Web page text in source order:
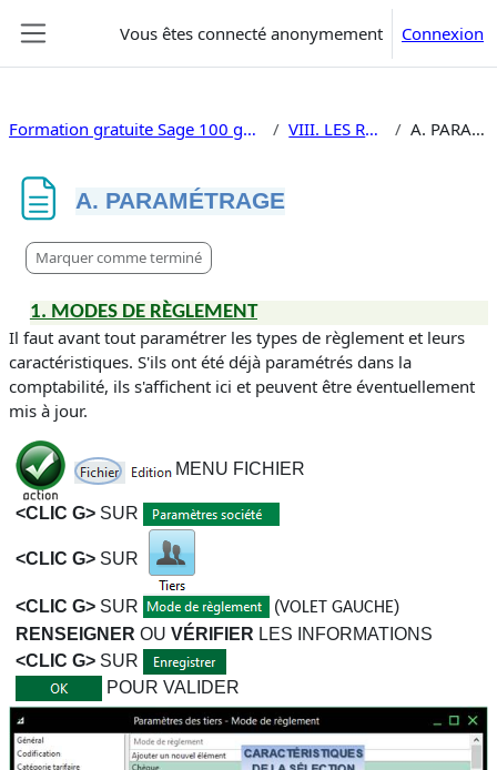
Vous êtes connecté anonymement Connexion
Formation gratuite Sage 100 gestion commerciale V10 VIII. LES RÉGLEMENTS A. PARAMÉTRAGE
A. PARAMÉTRAGE
Conditions d’achèvement
Marquer comme terminé
1. MODES DE RÈGLEMENT
Il faut avant tout paramétrer les types de règlement et leurs
caractéristiques. S'ils ont été déjà paramétrés dans la
comptabilité, ils s'affichent ici et peuvent être éventuellement
mis à jour.
MENU FICHIER
<CLIC G>SUR
<CLIC G>SUR
<CLIC G>SUR (VOLET GAUCHE)
RENSEIGNER OU VÉRIFIER LES INFORMATIONS
<CLIC G>SUR
POUR VALIDER